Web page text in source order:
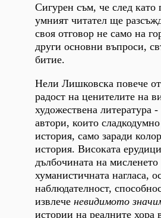
Сигурен съм, че след като
умният читател ще
своя отговор не само на
други основни въпроси,
битие.
Нели Лишковска повече
радост на ценителите на
художествена литература
автори, които
история, само заради
история. Високата
дълбочината на
хуманистичната нагласа,
наблюдателност,
извлече невидимото
истории на реалните хора